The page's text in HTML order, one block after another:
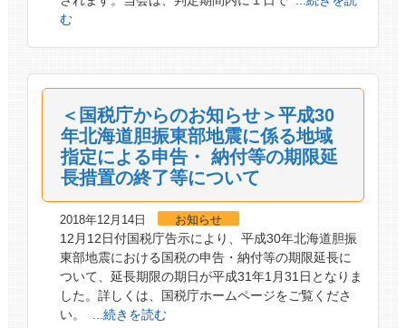
む
＜国税庁からのお知らせ＞平成30
年北海道胆振東部地震に係る地域
指定による申告・ 納付等の期限延
長措置の終了等について
2018年12月14日 お知らせ
12月12日付国税庁告示により、平成30年北海道胆振
東部地震における国税の申告・納付等の期限延長に
ついて、延長期限の期日が平成31年1月31日となりま
した。詳しくは、国税庁ホームページをご覧くださ
い。
...続きを読む